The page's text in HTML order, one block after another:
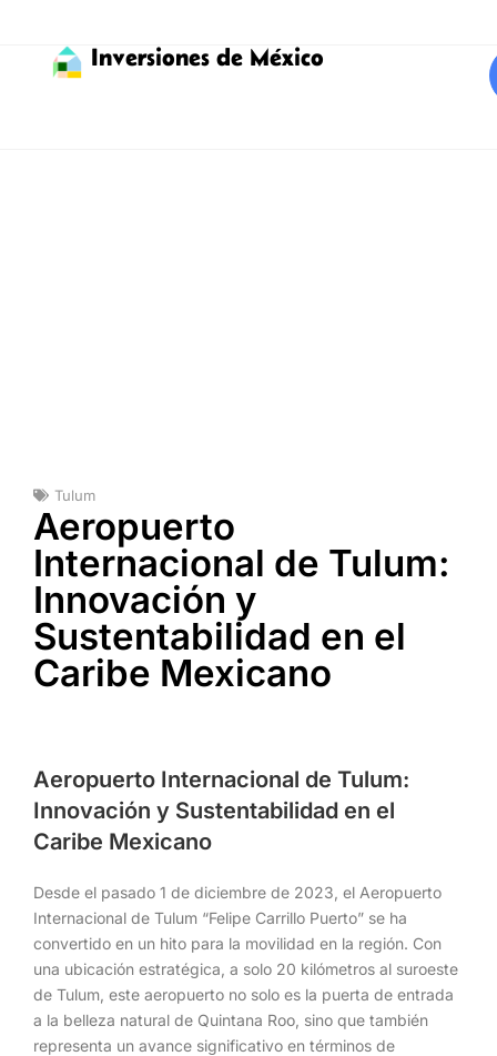
Inversiones de México
Tulum
Aeropuerto
Internacional de Tulum:
Innovación y
Sustentabilidad en el
Caribe Mexicano
Aeropuerto Internacional de Tulum:
Innovación y Sustentabilidad en el
Caribe Mexicano
Desde el pasado 1 de diciembre de 2023, el Aeropuerto
Internacional de Tulum “Felipe Carrillo Puerto” se ha
convertido en un hito para la movilidad en la región. Con
una ubicación estratégica, a solo 20 kilómetros al suroeste
de Tulum, este aeropuerto no solo es la puerta de entrada
a la belleza natural de Quintana Roo, sino que también
representa un avance significativo en términos de